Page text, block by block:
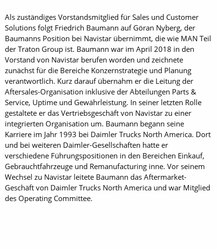
Als zuständiges Vorstandsmitglied für Sales und Customer
Solutions folgt Friedrich Baumann auf Göran Nyberg, der
Baumanns Position bei Navistar übernimmt, die wie MAN Teil
der Traton Group ist. Baumann war im April 2018 in den
Vorstand von Navistar berufen worden und zeichnete
zunächst für die Bereiche Konzernstrategie und Planung
verantwortlich. Kurz darauf übernahm er die Leitung der
Aftersales-Organisation inklusive der Abteilungen Parts &
Service, Uptime und Gewährleistung. In seiner letzten Rolle
gestaltete er das Vertriebsgeschäft von Navistar zu einer
integrierten Organisation um. Baumann begann seine
Karriere im Jahr 1993 bei Daimler Trucks North America. Dort
und bei weiteren Daimler-Gesellschaften hatte er
verschiedene Führungspositionen in den Bereichen Einkauf,
Gebrauchtfahrzeuge und Remanufacturing inne. Vor seinem
Wechsel zu Navistar leitete Baumann das Aftermarket-
Geschäft von Daimler Trucks North America und war Mitglied
des Operating Committee.